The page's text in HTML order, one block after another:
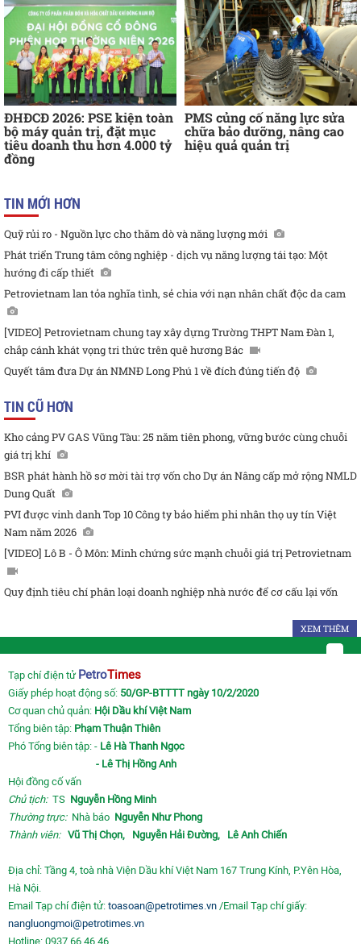
ĐHĐCĐ 2026: PSE kiện toàn
bộ máy quản trị, đặt mục
tiêu doanh thu hơn 4.000 tỷ
đồng
PMS củng cố năng lực sửa
chữa bảo dưỡng, nâng cao
hiệu quả quản trị
TIN MỚI HƠN
Quỹ rủi ro - Nguồn lực cho thăm dò và năng lượng mới
Phát triển Trung tâm công nghiệp - dịch vụ năng lượng tái tạo: Một
hướng đi cấp thiết
Petrovietnam lan tỏa nghĩa tình, sẻ chia với nạn nhân chất độc da cam
[VIDEO] Petrovietnam chung tay xây dựng Trường THPT Nam Đàn 1,
chắp cánh khát vọng tri thức trên quê hương Bác
Quyết tâm đưa Dự án NMNĐ Long Phú 1 về đích đúng tiến độ
TIN CŨ HƠN
Kho cảng PV GAS Vũng Tàu: 25 năm tiên phong, vững bước cùng chuỗi
giá trị khí
BSR phát hành hồ sơ mời tài trợ vốn cho Dự án Nâng cấp mở rộng NMLD
Dung Quất
PVI được vinh danh Top 10 Công ty bảo hiểm phi nhân thọ uy tín Việt
Nam năm 2026
[VIDEO] Lô B - Ô Môn: Minh chứng sức mạnh chuỗi giá trị Petrovietnam
Quy định tiêu chí phân loại doanh nghiệp nhà nước để cơ cấu lại vốn
XEM THÊM
Tạp chí điện tử PetroTimes
Giấy phép hoạt động số: 50/GP-BTTTT ngày 10/2/2020
Cơ quan chủ quản: Hội Dầu khí Việt Nam
Tổng biên tập: Phạm Thuận Thiên
Phó Tổng biên tập: - Lê Hà Thanh Ngọc
- Lê Thị Hồng Anh
Hội đồng cố vấn
Chủ tịch:TS Nguyễn Hồng Minh
Thường trực: Nhà báo Nguyễn Như Phong
Thành viên: Vũ Thị Chọn, Nguyễn Hải Đường, Lê Anh Chiến
Địa chỉ: Tầng 4, toà nhà Viện Dầu khí Việt Nam 167 Trung Kính, P.Yên Hòa,
Hà Nội.
Email Tạp chí điện tử: toasoan@petrotimes.vn /Email Tạp chí giấy:
nangluongmoi@petrotimes.vn
Hotline: 0937.66.46.46